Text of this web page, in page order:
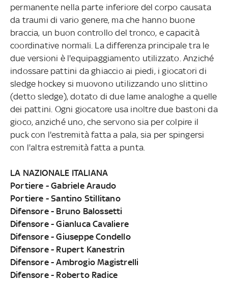
permanente nella parte inferiore del corpo causata
da traumi di vario genere, ma che hanno buone
braccia, un buon controllo del tronco, e capacità
coordinative normali. La differenza principale tra le
due versioni è l'equipaggiamento utilizzato. Anziché
indossare pattini da ghiaccio ai piedi, i giocatori di
sledge hockey si muovono utilizzando uno slittino
(detto sledge), dotato di due lame analoghe a quelle
dei pattini. Ogni giocatore usa inoltre due bastoni da
gioco, anziché uno, che servono sia per colpire il
puck con l'estremità fatta a pala, sia per spingersi
con l'altra estremità fatta a punta.
LA NAZIONALE ITALIANA
Portiere - Gabriele Araudo
Portiere - Santino Stillitano
Difensore - Bruno Balossetti
Difensore - Gianluca Cavaliere
Difensore - Giuseppe Condello
Difensore - Rupert Kanestrin
Difensore - Ambrogio Magistrelli
Difensore - Roberto Radice